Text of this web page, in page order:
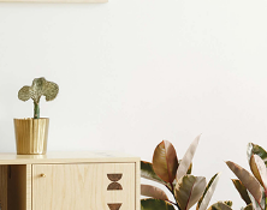
Poltroncina &
Vedi